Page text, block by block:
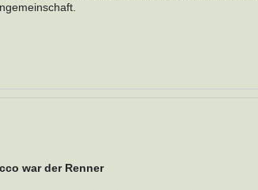
war der Renner